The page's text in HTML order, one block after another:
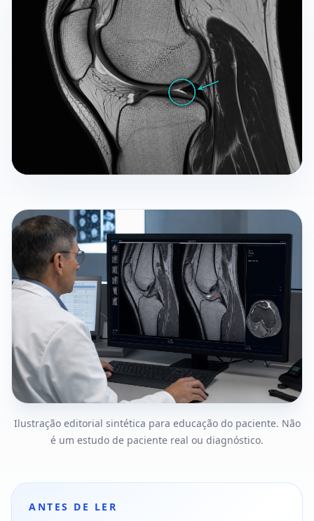
Ilustração editorial sintética para educação do paciente. Não
é um estudo de paciente real ou diagnóstico.
ANTES DE LER